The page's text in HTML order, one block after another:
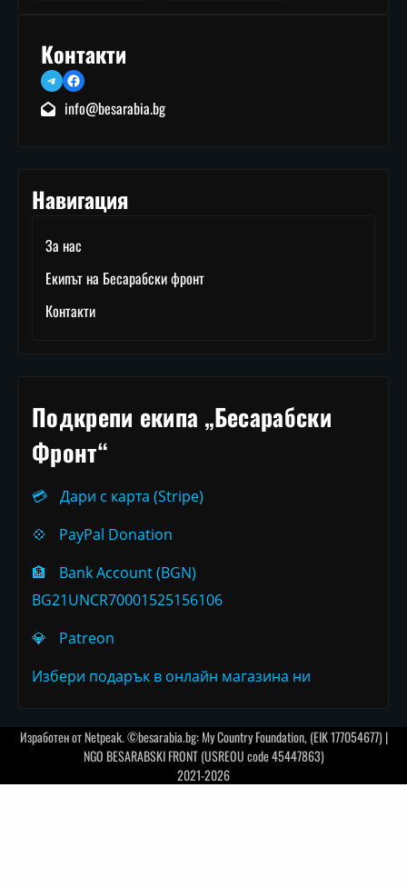
Контакти
TelegramFacebook
info@besarabia.bg
Навигация
За нас
Екипът на Бесарабски фронт
Контакти
Подкрепи екипа „Бесарабски
Фронт“
💳
Дари с карта (Stripe)
💠
PayPal Donation
🏦
Bank Account (BGN)
BG21UNCR70001525156106
💎
Patreon
Избери подарък в онлайн магазина ни
Изработен отNetpeak. ©besarabia.bg: My Country Foundation, (EIK 177054677) |
NGO BESARABSKI FRONT (USREOU code 45447863)
2021-2026